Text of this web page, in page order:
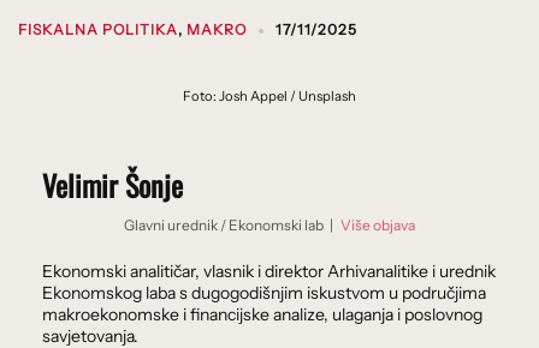
FISKALNA POLITIKA, MAKRO 17/11/2025
Foto: Josh Appel / Unsplash
Velimir Šonje
Glavni urednik / Ekonomski lab | Više objava
Ekonomski analitičar, vlasnik i direktor Arhivanalitike i urednik
Ekonomskog laba s dugogodišnjim iskustvom u područjima
makroekonomske i financijske analize, ulaganja i poslovnog
savjetovanja.